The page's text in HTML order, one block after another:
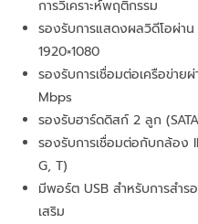
การวิเคราะห์พฤติกรรม
รองรับการแสดงผลวิดีโอผ่า
1920×1080
รองรับการเชื่อมต่อเครือข่า
Mbps
รองรับฮาร์ดดิสก์ 2 ลูก
รองรับการเชื่อมต่อกับกล้อง
G, T)
มีพอร์ต USB สำหรับการสำ
เสริม